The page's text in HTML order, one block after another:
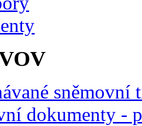
sněmovní
dokumenty -